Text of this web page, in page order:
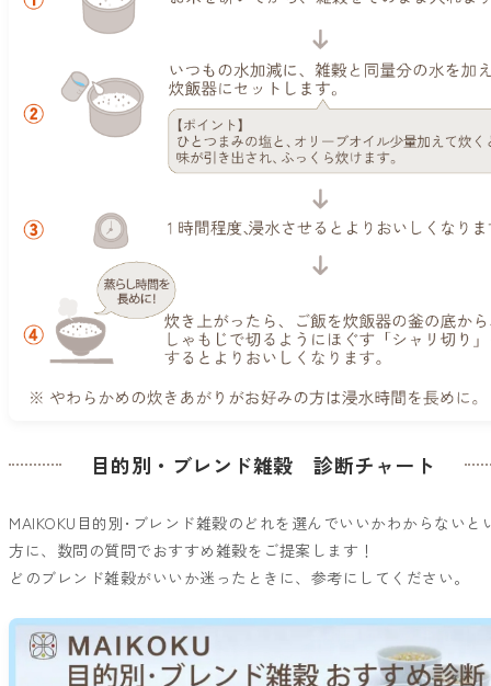
目的別・ブレンド雑穀 診断チャート
MAIKOKU目的別･ブレンド雑穀のどれを選んでいいかわからないと
方に、数問の質問でおすすめ雑穀をご提案します！
どのブレンド雑穀がいいか迷ったときに、参考にしてください。